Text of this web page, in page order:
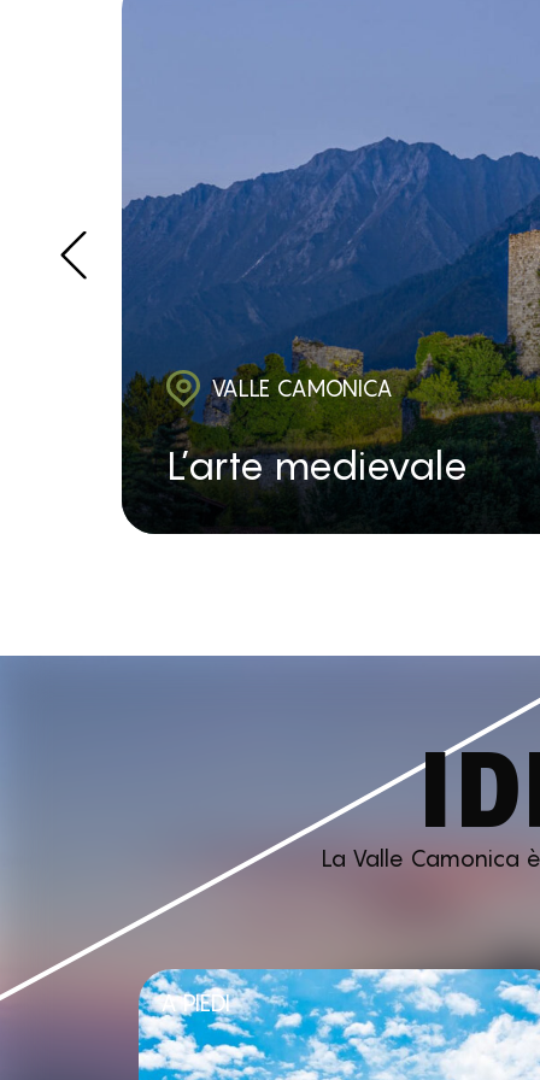
VALLE CAMONICA
L’arte medievale
La Valle Camonica
A PIEDI